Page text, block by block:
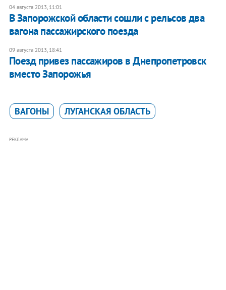
04 августа 2013, 11:01
В Запорожской области сошли с рельсов два
вагона пассажирского поезда
09 августа 2013, 18:41
Поезд привез пассажиров в Днепропетровск
вместо Запорожья
ВАГОНЫ ЛУГАНСКАЯ ОБЛАСТЬ
РЕКЛАМА